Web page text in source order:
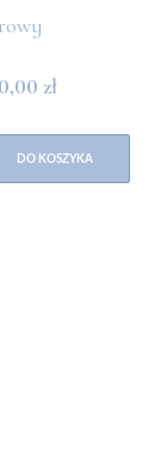
zł
DO KOSZYKA